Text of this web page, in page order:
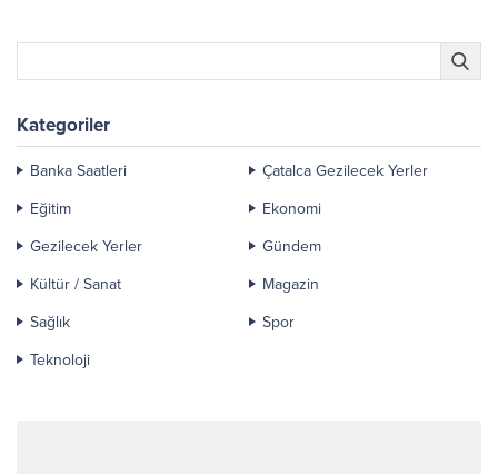
Kategoriler
Banka Saatleri
Çatalca Gezilecek Yerler
Eğitim
Ekonomi
Gezilecek Yerler
Gündem
Kültür / Sanat
Magazin
Sağlık
Spor
Teknoloji